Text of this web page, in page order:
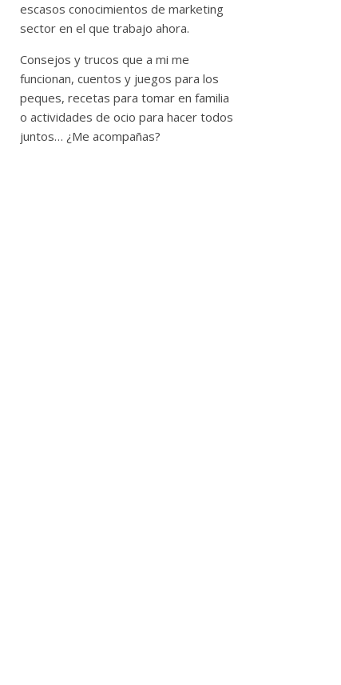
escasos conocimientos de marketing
sector en el que trabajo ahora.
Consejos y trucos que a mi me
funcionan, cuentos y juegos para los
peques, recetas para tomar en familia
o actividades de ocio para hacer todos
juntos… ¿Me acompañas?